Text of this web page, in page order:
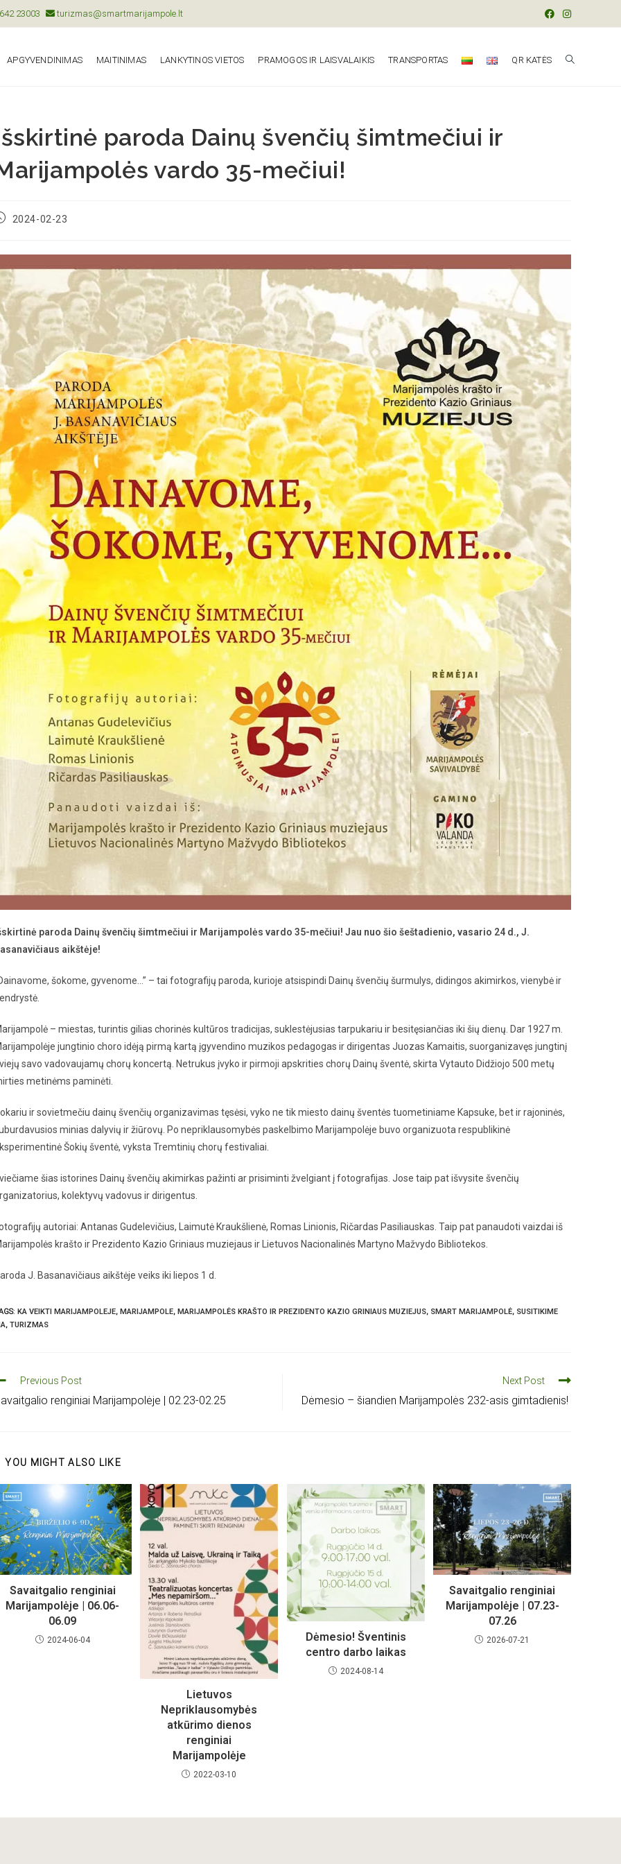
23003 turizmas@smartmarijampole.lt
APGYVENDINIMAS MAITINIMAS LANKYTINOS VIETOS PRAMOGOS IR LAISVALAIKIS TRANSPORTAS QR KATĖS
paroda Dainų švenčių šimtmečiui ir
vardo 35-mečiui!
2024-02-23
paroda Dainų švenčių šimtmečiui ir Marijampolės vardo 35-mečiui! Jau nuo šio šeštadienio, vasario 24 d., J.
aikštėje!
šokome, gyvenome…” – tai fotografijų paroda, kurioje atsispindi Dainų švenčių šurmulys, didingos akimirkos, vienybė ir
– miestas, turintis gilias chorinės kultūros tradicijas, suklestėjusias tarpukariu ir besitęsiančias iki šių dienų. Dar 1927 m.
jungtinio choro idėją pirmą kartą įgyvendino muzikos pedagogas ir dirigentas Juozas Kamaitis, suorganizavęs jungtinį
savo vadovaujamų chorų koncertą. Netrukus įvyko ir pirmoji apskrities chorų Dainų šventė, skirta Vytauto Didžiojo 500 metų
metinėms paminėti.
ir sovietmečiu dainų švenčių organizavimas tęsėsi, vyko ne tik miesto dainų šventės tuometiniame Kapsuke, bet ir rajoninės,
minias dalyvių ir žiūrovų. Po nepriklausomybės paskelbimo Marijampolėje buvo organizuota respublikinė
Šokių šventė, vyksta Tremtinių chorų festivaliai.
šias istorines Dainų švenčių akimirkas pažinti ar prisiminti žvelgiant į fotografijas. Jose taip pat išvysite švenčių
kolektyvų vadovus ir dirigentus.
autoriai: Antanas Gudelevičius, Laimutė Kraukšlienė, Romas Linionis, Ričardas Pasiliauskas. Taip pat panaudoti vaizdai iš
krašto ir Prezidento Kazio Griniaus muziejaus ir Lietuvos Nacionalinės Martyno Mažvydo Bibliotekos.
J. Basanavičiaus aikštėje veiks iki liepos 1 d.
: KA VEIKTI MARIJAMPOLEJE, MARIJAMPOLE, MARIJAMPOLĖS KRAŠTO IR PREZIDENTO KAZIO GRINIAUS MUZIEJUS, SMART MARIJAMPOLĖ, SUSITIKIME
, TURIZMAS
Previous Post
renginiai Marijampolėje | 02.23-02.25
Next Post
Dėmesio – šiandien Marijampolės 232-asis gimtadienis!
YOU MIGHT ALSO LIKE
Savaitgalio renginiai
Marijampolėje | 06.06-
06.09
2024-06-04
Lietuvos
Nepriklausomybės
atkūrimo dienos
renginiai
Marijampolėje
2022-03-10
Dėmesio! Šventinis
centro darbo laikas
2024-08-14
Savaitgalio renginiai
Marijampolėje | 07.23-
07.26
2026-07-21